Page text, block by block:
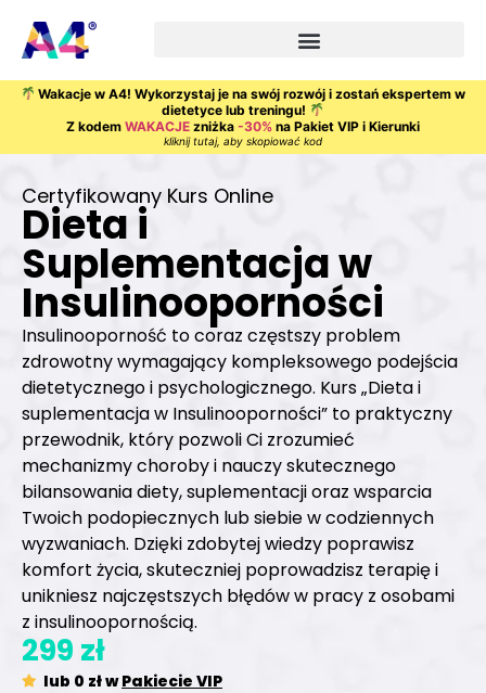
Wakacje w A4! Wykorzystaj je na swój rozwój i zostań ekspertem w
dietetyce lub treningu!
Z kodem WAKACJE zniżka -30% na Pakiet VIP i Kierunki
kliknij tutaj, aby skopiować kod
Certyfikowany Kurs Online
Dieta i
Suplementacja w
Insulinooporności
Insulinooporność to coraz częstszy problem
zdrowotny wymagający kompleksowego podejścia
dietetycznego i psychologicznego. Kurs „Dieta i
suplementacja w Insulinooporności” to praktyczny
przewodnik, który pozwoli Ci zrozumieć
mechanizmy choroby i nauczy skutecznego
bilansowania diety, suplementacji oraz wsparcia
Twoich podopiecznych lub siebie w codziennych
wyzwaniach. Dzięki zdobytej wiedzy poprawisz
komfort życia, skuteczniej poprowadzisz terapię i
unikniesz najczęstszych błędów w pracy z osobami
z insulinoopornością.
299 zł
lub 0 zł wPakiecie VIP